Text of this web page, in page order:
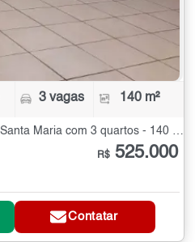
3 vagas 140 m²
R$ 525.000
Contatar